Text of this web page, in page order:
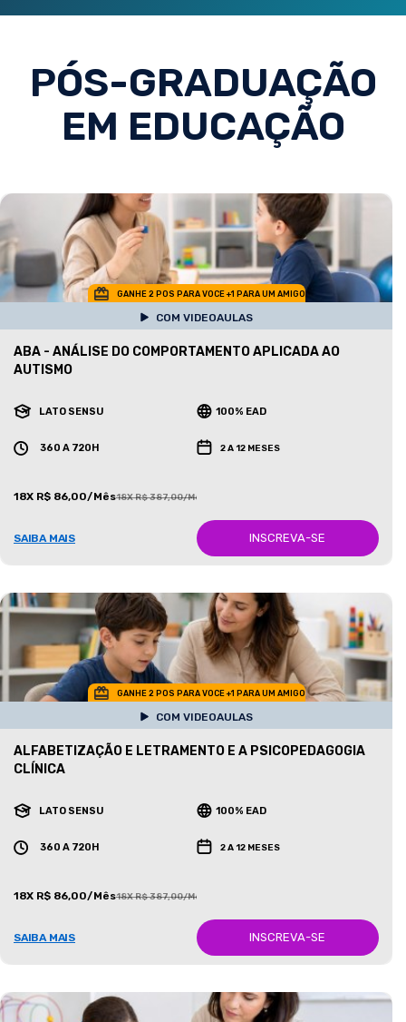
PÓS-GRADUAÇÃO
EM EDUCAÇÃO
GANHE 2 POS PARA VOCE +1 PARA UM AMIGO
COM VIDEOAULAS
ABA - ANÁLISE DO COMPORTAMENTO APLICADA AO
AUTISMO
LATO SENSU 100% EAD
360 A 720H 2 A 12 MESES
18X R$ 86,00/Mês18X R$ 387,00/Mês
SAIBA MAIS INSCREVA-SE
GANHE 2 POS PARA VOCE +1 PARA UM AMIGO
COM VIDEOAULAS
ALFABETIZAÇÃO E LETRAMENTO E A PSICOPEDAGOGIA
CLÍNICA
LATO SENSU 100% EAD
360 A 720H 2 A 12 MESES
18X R$ 86,00/Mês18X R$ 387,00/Mês
SAIBA MAIS INSCREVA-SE